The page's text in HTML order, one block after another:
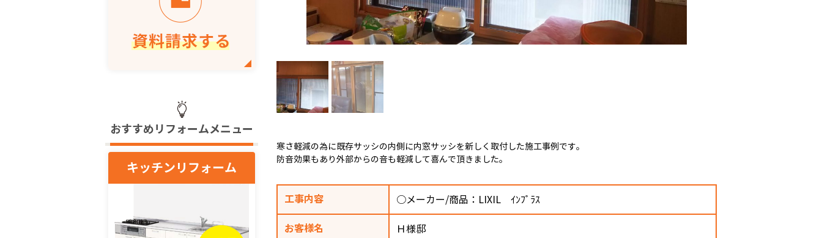
寒さ軽減の為に既存サッシの内側に内窓サッシを新しく取付した施工事例です。
防音効果もあり外部からの音も軽減して喜んで頂きました。
工事内容 ○メーカー/商品：LIXIL ｲﾝﾌﾟﾗｽ
お客様名 Ｈ様邸
おすすめリフォームメニュー
キッチンリフォーム